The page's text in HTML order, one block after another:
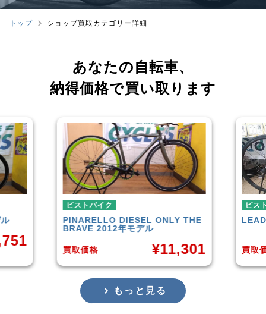
トップ ショップ買取カテゴリー詳細
あなたの自転車、
納得価格で買い取ります
ピストバイク
LEADER721TR 2023年モデル
買取価格
¥42,000
ピス
FUJI
買取
もっと見る